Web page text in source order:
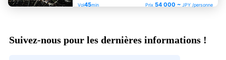
Vol45min Prix 54 000 ~ JPY /personne
Suivez-nous pour les dernières informations !